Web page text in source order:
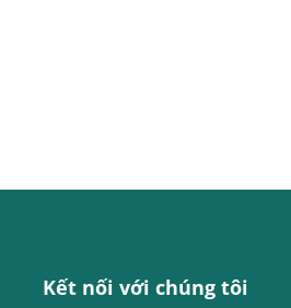
Kết nối với chúng tôi